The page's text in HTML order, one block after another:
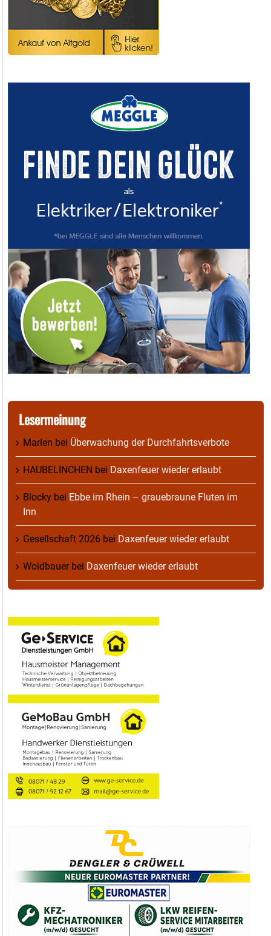
Lesermeinung
Marlen bei Überwachung der Durchfahrtsverbote
HAUBELINCHEN bei Daxenfeuer wieder erlaubt
Blocky bei Ebbe im Rhein – grauebraune Fluten im
Inn
Gesellschaft 2026 bei Daxenfeuer wieder erlaubt
Woidbauerbei Daxenfeuer wieder erlaubt